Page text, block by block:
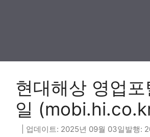
현대해상 영업
일
2025년 09월 03일